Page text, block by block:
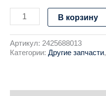
В корзину
Артикул: 2425688013
Категории: Другие запчасти,